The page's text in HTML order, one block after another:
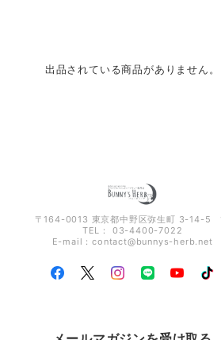
出品されている商品がありません。
〒164-0013 東京都中野区弥生町 3-14-5
TEL： 03-4400-7022
E-mail：contact@bunnys-herb.net